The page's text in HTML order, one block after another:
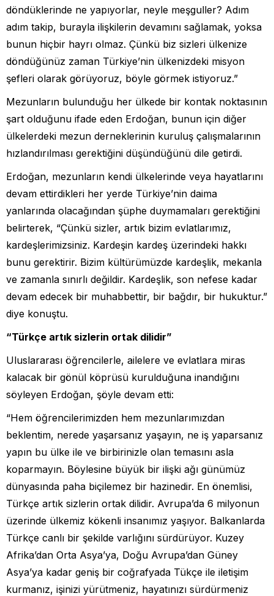
döndüklerinde ne yapıyorlar, neyle meşguller? Adım
adım takip, burayla ilişkilerin devamını sağlamak, yoksa
bunun hiçbir hayrı olmaz. Çünkü biz sizleri ülkenize
döndüğünüz zaman Türkiye’nin ülkenizdeki misyon
şefleri olarak görüyoruz, böyle görmek istiyoruz.”
Mezunların bulunduğu her ülkede bir kontak noktasının
şart olduğunu ifade eden Erdoğan, bunun için diğer
ülkelerdeki mezun derneklerinin kuruluş çalışmalarının
hızlandırılması gerektiğini düşündüğünü dile getirdi.
Erdoğan, mezunların kendi ülkelerinde veya hayatlarını
devam ettirdikleri her yerde Türkiye’nin daima
yanlarında olacağından şüphe duymamaları gerektiğini
belirterek, “Çünkü sizler, artık bizim evlatlarımız,
kardeşlerimizsiniz. Kardeşin kardeş üzerindeki hakkı
bunu gerektirir. Bizim kültürümüzde kardeşlik, mekanla
ve zamanla sınırlı değildir. Kardeşlik, son nefese kadar
devam edecek bir muhabbettir, bir bağdır, bir hukuktur.”
diye konuştu.
“Türkçe artık sizlerin ortak dilidir”
Uluslararası öğrencilerle, ailelere ve evlatlara miras
kalacak bir gönül köprüsü kurulduğuna inandığını
söyleyen Erdoğan, şöyle devam etti:
“Hem öğrencilerimizden hem mezunlarımızdan
beklentim, nerede yaşarsanız yaşayın, ne iş yaparsanız
yapın bu ülke ile ve birbirinizle olan temasını asla
koparmayın. Böylesine büyük bir ilişki ağı günümüz
dünyasında paha biçilemez bir hazinedir. En önemlisi,
Türkçe artık sizlerin ortak dilidir. Avrupa’da 6 milyonun
üzerinde ülkemiz kökenli insanımız yaşıyor. Balkanlarda
Türkçe canlı bir şekilde varlığını sürdürüyor. Kuzey
Afrika’dan Orta Asya’ya, Doğu Avrupa’dan Güney
Asya’ya kadar geniş bir coğrafyada Tükçe ile iletişim
kurmanız, işinizi yürütmeniz, hayatınızı sürdürmeniz